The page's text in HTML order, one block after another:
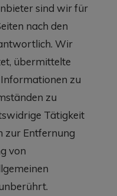
sind wir für
nach den
Wir
übermittelte
zu
zu
Tätigkeit
zur Entfernung
von